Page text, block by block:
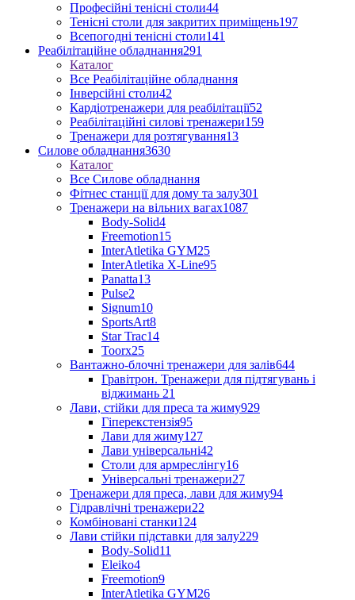
Професійні тенісні столи44
Тенісні столи для закритих приміщень197
Всепогодні тенісні столи141
Реабілітаційне обладнання291
Каталог
Все Реабілітаційне обладнання
Інверсійні столи42
Кардіотренажери для реабілітації52
Реабілітаційні силові тренажери159
Тренажери для розтягування13
Силове обладнання3630
Каталог
Все Силове обладнання
Фітнес станції для дому та залу301
Тренажери на вільних вагах1087
Body-Solid4
Freemotion15
InterAtletika GYM25
InterAtletika X-Line95
Panatta13
Pulse2
Signum10
SportsArt8
Star Trac14
Toorx25
Вантажно-блочні тренажери для залів644
Гравітрон. Тренажери для підтягувань і
віджимань 21
Лави, стійки для преса та жиму929
Гіперекстензія95
Лави для жиму127
Лави універсальні42
Столи для армреслінгу16
Універсальні тренажери27
Тренажери для преса, лави для жиму94
Гідравлічні тренажери22
Комбіновані станки124
Лави стійки підставки для залу229
Body-Solid11
Eleiko4
Freemotion9
InterAtletika GYM26